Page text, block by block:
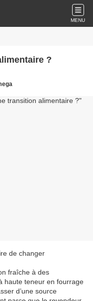
MENU
?
de changer
fraîche à des
haute teneur en fourrage
d’une source